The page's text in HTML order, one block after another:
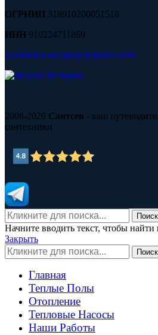
ОГРНИП 318910200051518
ИНН 910224711869
Политика конфиденциальности
2008-2026 Сантсев - ваш
сантехники
Поиск
Начните вводить текст, чтобы
Закрыть
Поиск
Главная
Теплые Полы
Отопление
Тепловые Насосы
Наши Работы